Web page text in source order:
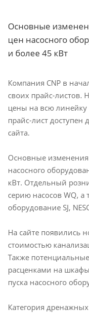
Основные
цен насосного
и более 45 кВт
Компания CNP в
своих прайс-листов.
цены на всю
прайс-лист доступен
сайта.
Основные
насосного
кВт. Отдельный
серию насосов WQ,
оборудование SJ,
На сайте появились
стоимостью
Также
расценками на
пуска насосного
Категория